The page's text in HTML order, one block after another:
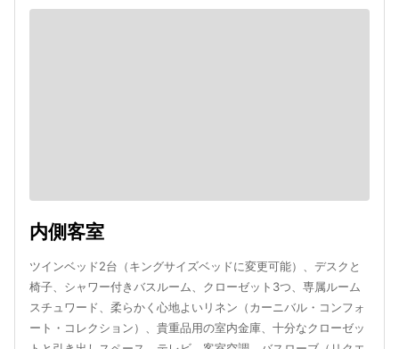
内側客室
ツインベッド2台（キングサイズベッドに変更可能）、デスクと
椅子、シャワー付きバスルーム、クローゼット3つ、専属ルーム
スチュワード、柔らかく心地よいリネン（カーニバル・コンフォ
ート・コレクション）、貴重品用の室内金庫、十分なクローゼッ